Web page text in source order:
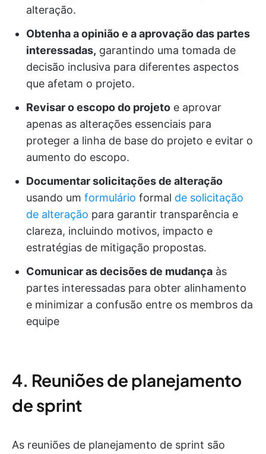
alteração.
Obtenha a opinião e a aprovação das partes
interessadas, garantindo uma tomada de
decisão inclusiva para diferentes aspectos
que afetam o projeto.
Revisar o escopo do projeto e aprovar
apenas as alterações essenciais para
proteger a linha de base do projeto e evitar o
aumento do escopo.
Documentar solicitações de alteração
usando um formulário formal de solicitação
de alteração para garantir transparência e
clareza, incluindo motivos, impacto e
estratégias de mitigação propostas.
Comunicar as decisões de mudança às
partes interessadas para obter alinhamento
e minimizar a confusão entre os membros da
equipe
4. Reuniões de planejamento
de sprint
As reuniões de planejamento de sprint são